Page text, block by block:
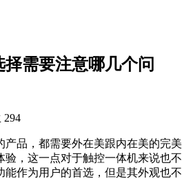
需要注意哪几个问
294
品，都需要外在美跟内在美的完美
验，这一点对于触控一体机来说也不
能作为用户的首选，但是其外观也不